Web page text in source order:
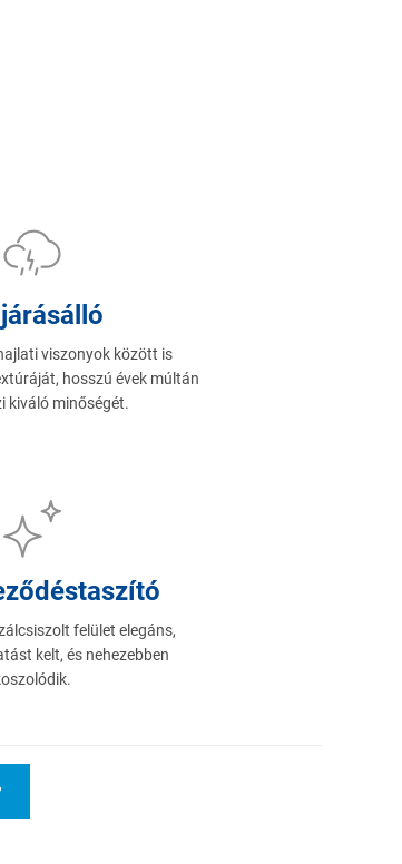
viszonyok között is
hosszú évek múltán
kiváló minőségét.
felület elegáns,
kelt, és nehezebben